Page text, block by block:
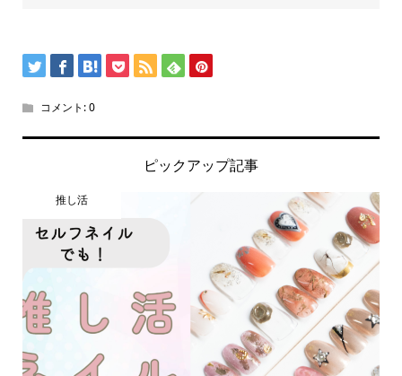
コメント:0
ピックアップ記事
推し活